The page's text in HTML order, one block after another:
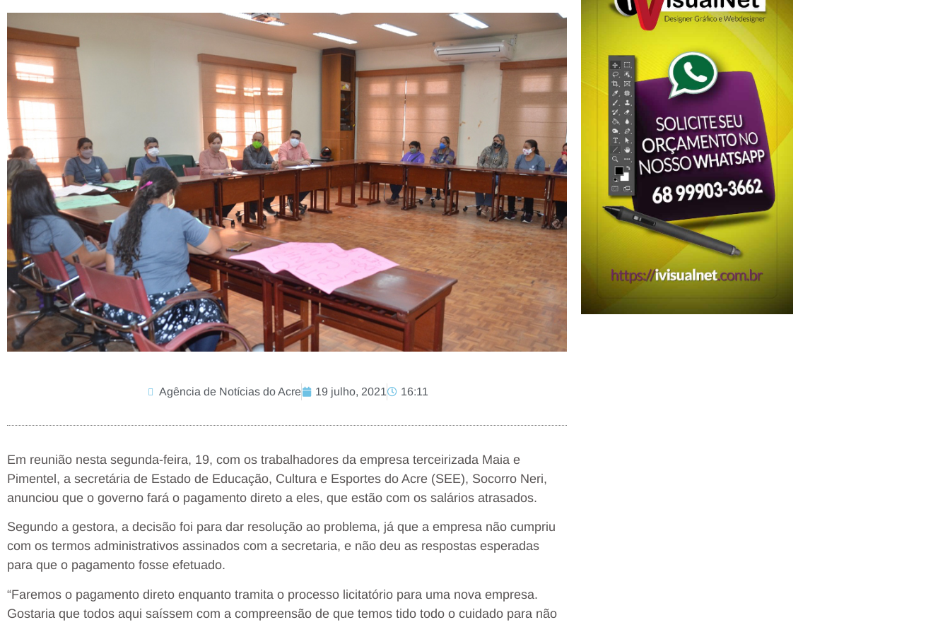
Agência de Notícias do Acre 19 julho, 2021 16:11
Em reunião nesta segunda-feira, 19, com os trabalhadores da empresa terceirizada Maia e
Pimentel, a secretária de Estado de Educação, Cultura e Esportes do Acre (SEE), Socorro Neri,
anunciou que o governo fará o pagamento direto a eles, que estão com os salários atrasados.
Segundo a gestora, a decisão foi para dar resolução ao problema, já que a empresa não cumpriu
com os termos administrativos assinados com a secretaria, e não deu as respostas esperadas
para que o pagamento fosse efetuado.
“Faremos o pagamento direto enquanto tramita o processo licitatório para uma nova empresa.
Gostaria que todos aqui saíssem com a compreensão de que temos tido todo o cuidado para não